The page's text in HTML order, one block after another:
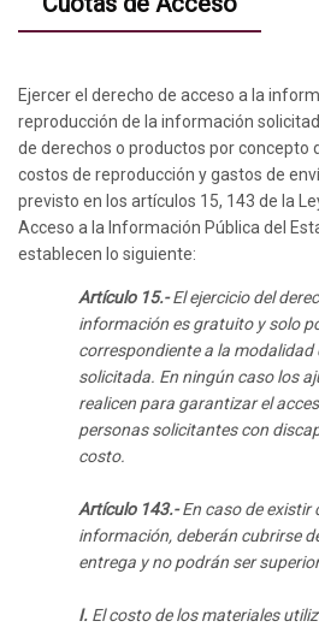
Ejercer el derecho de acceso a la
reproducción de la información
de derechos o productos por concepto
costos de reproducción y gastos de
previsto en los artículos 15, 143 de la
Acceso a la Información Pública del
establecen lo siguiente:
Artículo 15.-El ejercicio del
información es gratuito y solo
correspondiente a la
solicitada. En ningún caso los
realicen para garantizar el
personas solicitantes con
costo.
Artículo 143.-En caso de existir
información, deberán cubrirse
entrega y no podrán ser
I. El costo de los materiales